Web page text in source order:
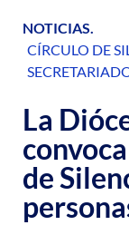
NOTICIAS.
CÍRCULO DE
La
de